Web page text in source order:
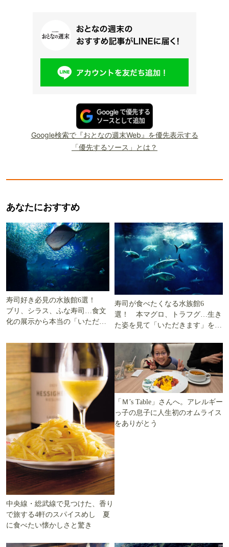
Google検索で『おとなの週末Web』を優先表示する
「優先するソース」とは？
あなたにおすすめ
寿司好き必見の水族館6選！
ブリ、シラス、ふな寿司…食文
化の展示から本当の「いただき
寿司が食べたくなる水族館6
選！ 本マグロ、トラフグ…生き
た姿を見て「いただきます」を考
中央線・総武線で見つけた、香り
で旅する4軒のスパイスめし 夏
に食べたい懐かしさと驚き
「Ｍ’s Table」さんへ。アレルギー
っ子の息子に人生初のオムライス
をありがとう